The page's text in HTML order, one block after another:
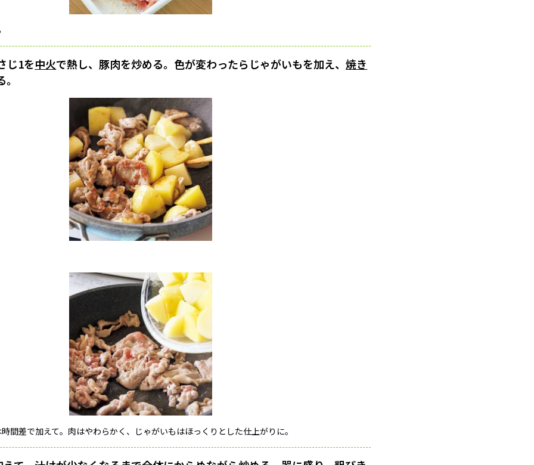
じ1を中火で熱し、豚肉を炒める。色が変わったらじゃがいもを加え、焼き
間差で加えて。肉はやわらかく、じゃがいもはほっくりとした仕上がりに。